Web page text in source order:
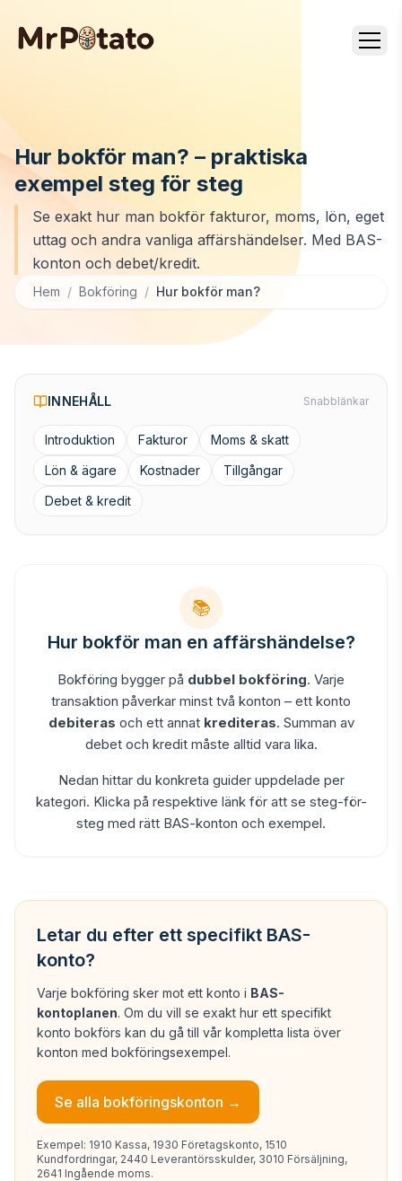
Hur bokför man? – praktiska
exempel steg för steg
Se exakt hur man bokför fakturor, moms, lön, eget
uttag och andra vanliga affärshändelser. Med BAS-
konton och debet/kredit.
Hem / Bokföring / Hur bokför man?
INNEHÅLL Snabblänkar
Introduktion Fakturor
Moms & skatt
Lön & ägare
Kostnader
Tillgångar
Debet & kredit
📚
Hur bokför man en affärshändelse?
Bokföring bygger på dubbel bokföring. Varje
transaktion påverkar minst två konton – ett konto
debiteras och ett annat krediteras. Summan av
debet och kredit måste alltid vara lika.
Nedan hittar du konkreta guider uppdelade per
kategori. Klicka på respektive länk för att se steg-för-
steg med rätt BAS-konton och exempel.
Letar du efter ett specifikt BAS-
konto?
Varje bokföring sker mot ett konto i BAS-
kontoplanen. Om du vill se exakt hur ett specifikt
konto bokförs kan du gå till vår kompletta lista över
konton med bokföringsexempel.
Se alla bokföringskonton →
Exempel: 1910 Kassa, 1930 Företagskonto, 1510
Kundfordringar, 2440 Leverantörsskulder, 3010 Försäljning,
2641 Ingående moms.